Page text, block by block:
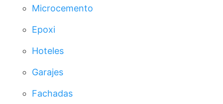
Microcemento
Epoxi
Hoteles
Garajes
Fachadas